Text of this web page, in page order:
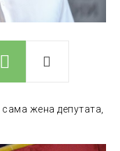
жена депутата,